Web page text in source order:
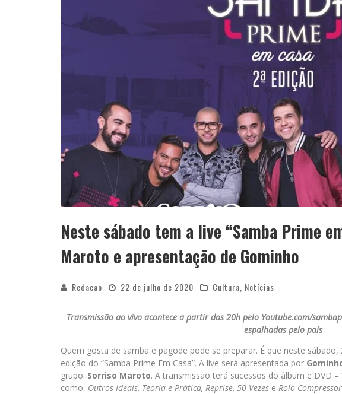
Neste sábado tem a live “Samba Prime
Maroto e apresentação de Gominho
Redacao 22 de julho de 2020 Cultura Notícias
Transmissão ao vivo acontece a partir das 20h pelo Youtube.com/
espalhadas pelo país
Quem gosta de samba e pagode pode se preparar. É que neste
edição do “Samba Prime Em Casa”. A live será apresentada por
grupo. Sorriso Maroto. A transmissão terá sucessos do álbum e DVD –
como, Outros Ideais, Teoria e Prática, Reprise, 50 Vezes e Rolo Compressor